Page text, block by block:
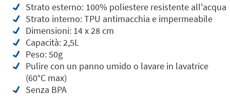
Strato esterno: 100% poliestere resistente all'acqua
Strato interno: TPU antimacchia e impermeabile
Dimensioni: 14 x 28 cm
Capacità: 2,5L
Peso: 50g
Pulire con un panno umido o lavare in lavatrice
(60°C max)
Senza BPA